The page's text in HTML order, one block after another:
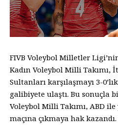
FIVB Voleybol Milletler
Kadın Voleybol Milli Takımı,
Sultanları karşılaşmayı 3-
galibiyete ulaştı. Bu sonuçla
Voleybol Milli Takımı, ABD
maçına çıkmaya hak